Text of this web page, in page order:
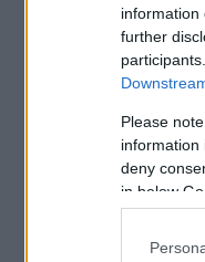
information
further
Please
information
deny
in below